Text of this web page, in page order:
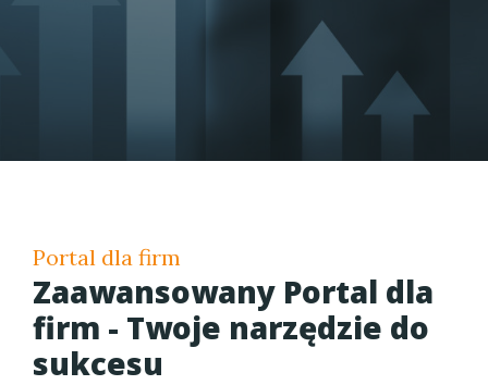
Portal dla firm
Zaawansowany Portal dla
firm - Twoje narzędzie do
sukcesu